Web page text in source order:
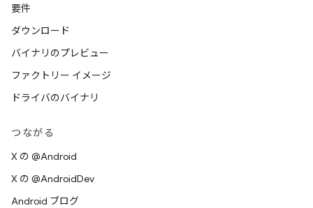
要件
ダウンロード
バイナリのプレビュー
ファクトリー イメージ
ドライバのバイナリ
つながる
X の @Android
X の @AndroidDev
Android ブログ